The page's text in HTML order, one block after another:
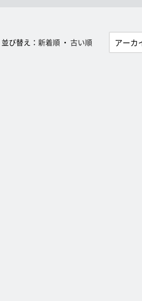
並び替え： 新着順 ・ 古い順